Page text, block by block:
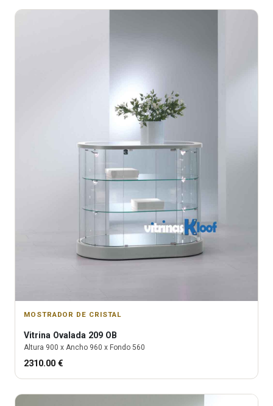
MOSTRADOR DE CRISTAL
Vitrina Ovalada 209 OB
Altura 900 x Ancho 960 x Fondo 560
2310.00 €